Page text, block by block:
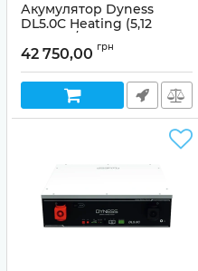
Акумулятор Dyness
DL5.0C Heating (5,12
кВт·год / 51,2 В)
42 750,00 грн